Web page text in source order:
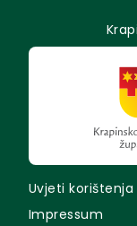
Uvjeti korištenja
Impressum